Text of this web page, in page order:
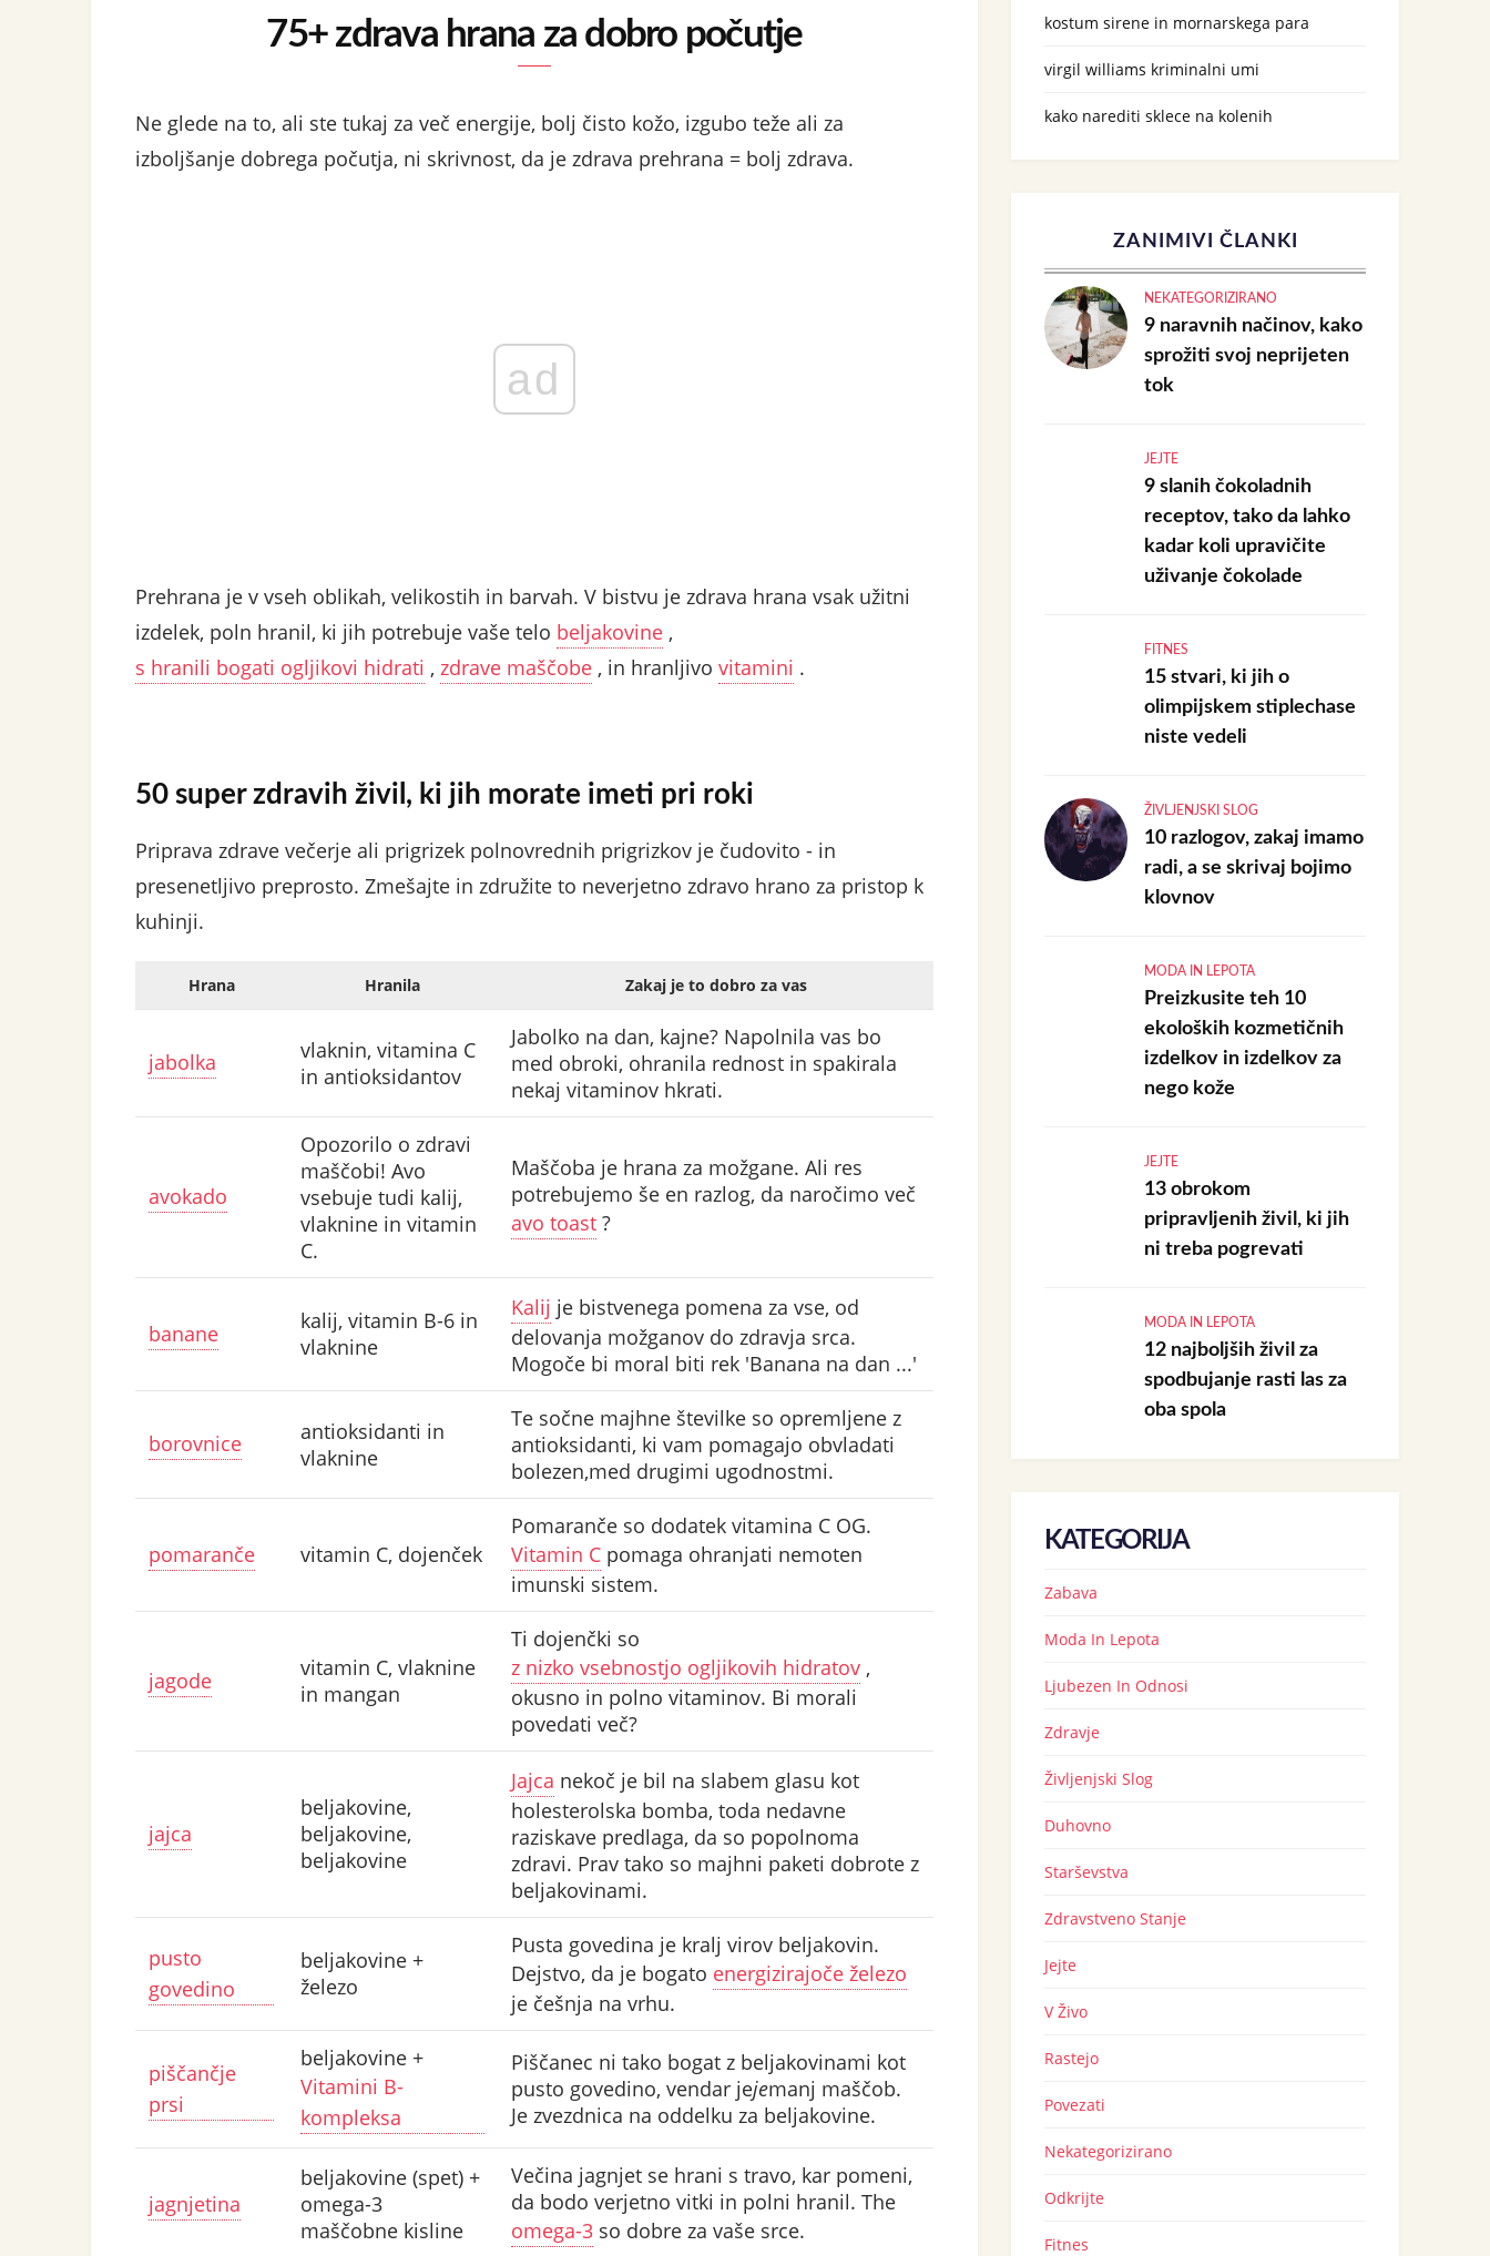
75+ zdrava hrana za dobro počutje
Ne glede na to, ali ste tukaj za več energije, bolj čisto kožo, izgubo teže ali za
izboljšanje dobrega počutja, ni skrivnost, da je zdrava prehrana = bolj zdrava.
ad
Prehrana je v vseh oblikah, velikostih in barvah. V bistvu je zdrava hrana vsak užitni
izdelek, poln hranil, ki jih potrebuje vaše telo beljakovine ,
s hranili bogati ogljikovi hidrati , zdrave maščobe , in hranljivo vitamini .
50 super zdravih živil, ki jih morate imeti pri roki
Priprava zdrave večerje ali prigrizek polnovrednih prigrizkov je čudovito - in
presenetljivo preprosto. Zmešajte in združite to neverjetno zdravo hrano za pristop k
kuhinji.
Hrana Hranila Zakaj je to dobro za vas
jabolka
vlaknin, vitamina C
in antioksidantov
Jabolko na dan, kajne? Napolnila vas bo
med obroki, ohranila rednost in spakirala
nekaj vitaminov hkrati.
avokado
Opozorilo o zdravi
maščobi! Avo
vsebuje tudi kalij,
vlaknine in vitamin
C.
Maščoba je hrana za možgane. Ali res
potrebujemo še en razlog, da naročimo več
avo toast ?
banane
kalij, vitamin B-6 in
vlaknine
Kalij je bistvenega pomena za vse, od
delovanja možganov do zdravja srca.
Mogoče bi moral biti rek 'Banana na dan ...'
borovnice
antioksidanti in
vlaknine
Te sočne majhne številke so opremljene z
antioksidanti, ki vam pomagajo obvladati
bolezen,med drugimi ugodnostmi.
pomaranče vitamin C, dojenček
Pomaranče so dodatek vitamina C OG.
Vitamin C pomaga ohranjati nemoten
imunski sistem.
jagode
vitamin C, vlaknine
in mangan
Ti dojenčki so
z nizko vsebnostjo ogljikovih hidratov ,
okusno in polno vitaminov. Bi morali
povedati več?
jajca
beljakovine,
beljakovine,
beljakovine
Jajca nekoč je bil na slabem glasu kot
holesterolska bomba, toda nedavne
raziskave predlaga, da so popolnoma
zdravi. Prav tako so majhni paketi dobrote z
beljakovinami.
pusto
govedino
beljakovine +
železo
Pusta govedina je kralj virov beljakovin.
Dejstvo, da je bogato energizirajoče železo
je češnja na vrhu.
piščančje
prsi
beljakovine +
Vitamini B-
kompleksa
Piščanec ni tako bogat z beljakovinami kot
pusto govedino, vendar jejemanj maščob.
Je zvezdnica na oddelku za beljakovine.
jagnjetina
beljakovine (spet) +
omega-3
maščobne kisline
Večina jagnjet se hrani s travo, kar pomeni,
da bodo verjetno vitki in polni hranil. The
omega-3 so dobre za vaše srce.
kostum sirene in mornarskega para
virgil williams kriminalni umi
kako narediti sklece na kolenih
ZANIMIVI ČLANKI
NEKATEGORIZIRANO
9 naravnih načinov, kako
sprožiti svoj neprijeten
tok
JEJTE
9 slanih čokoladnih
receptov, tako da lahko
kadar koli upravičite
uživanje čokolade
FITNES
15 stvari, ki jih o
olimpijskem stiplechase
niste vedeli
ŽIVLJENJSKI SLOG
10 razlogov, zakaj imamo
radi, a se skrivaj bojimo
klovnov
MODA IN LEPOTA
Preizkusite teh 10
ekoloških kozmetičnih
izdelkov in izdelkov za
nego kože
JEJTE
13 obrokom
pripravljenih živil, ki jih
ni treba pogrevati
MODA IN LEPOTA
12 najboljših živil za
spodbujanje rasti las za
oba spola
KATEGORIJA
Zabava
Moda In Lepota
Ljubezen In Odnosi
Zdravje
Življenjski Slog
Duhovno
Starševstva
Zdravstveno Stanje
Jejte
V Živo
Rastejo
Povezati
Nekategorizirano
Odkrijte
Fitnes